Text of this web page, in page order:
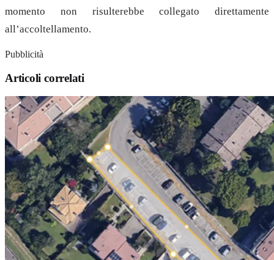
momento non risulterebbe collegato direttamente
all’accoltellamento.
Pubblicità
Articoli correlati